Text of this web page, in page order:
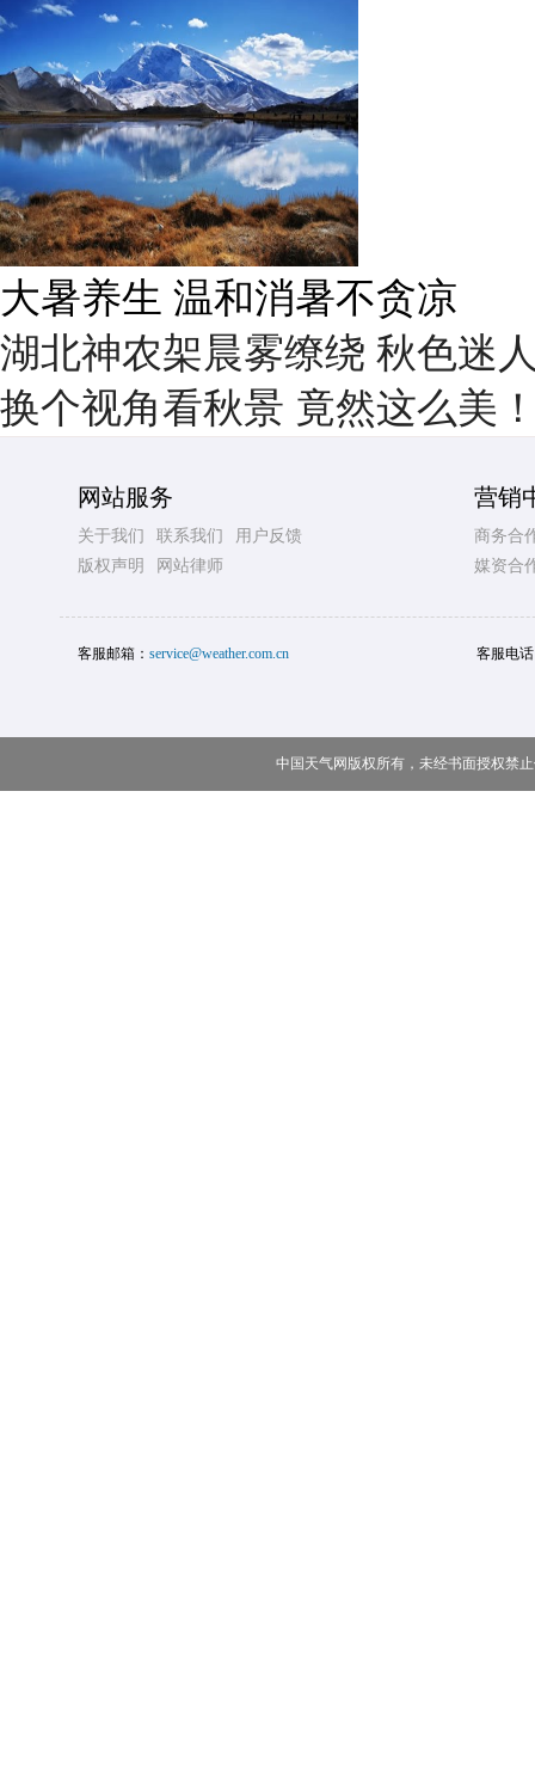
雨后峨眉沟壑尽显 金顶显真
湖北神农架晨雾缭绕 秋色迷
换个视角看秋景 竟然这么美
网站服务
关于我们 联系我们
用户反馈
版权声明
网站律师
营销
商务合
媒资合
客服邮箱： service@weather.com.cn 客服电
中国天气网版权所有，未经书面授权